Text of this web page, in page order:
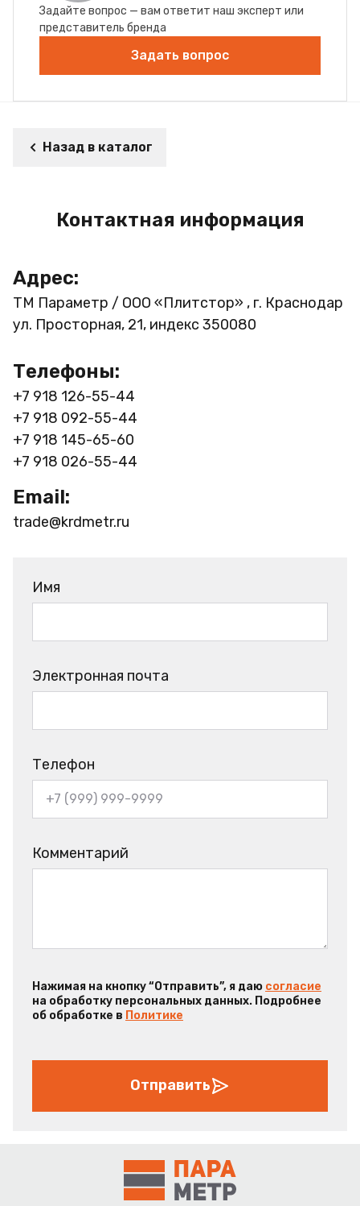
Задайте вопрос — вам ответит наш эксперт или
представитель бренда
Задать вопрос
Назад в каталог
Контактная информация
Адрес:
ТМ Параметр / ООО «Плитстор» , г. Краснодар
ул. Просторная, 21, индекс 350080
Телефоны:
+7 918 126-55-44
+7 918 092-55-44
+7 918 145-65-60
+7 918 026-55-44
Email:
trade@krdmetr.ru
Имя
Электронная почта
Телефон
Комментарий
Нажимая на кнопку “Отправить”, я даю согласие
на обработку персональных данных. Подробнее
об обработке в Политике
Отправить